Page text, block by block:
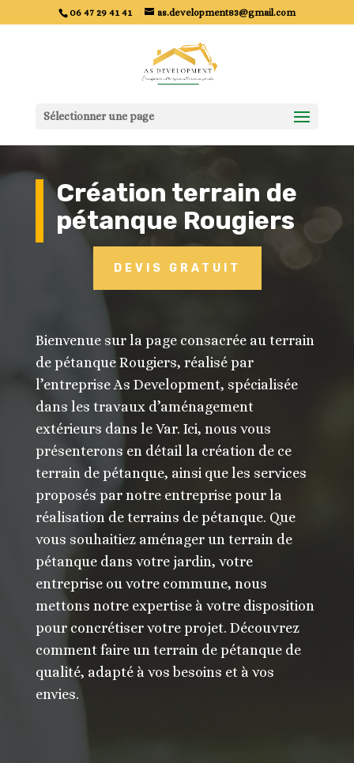
06 47 29 41 41 as.development83@gmail.com
Sélectionner une page
Création terrain de
pétanque Rougiers
DEVIS GRATUIT
Bienvenue sur la page consacrée au terrain
de pétanque Rougiers, réalisé par
l’entreprise As Development, spécialisée
dans les travaux d’aménagement
extérieurs dans le Var. Ici, nous vous
présenterons en détail la création de ce
terrain de pétanque, ainsi que les services
proposés par notre entreprise pour la
réalisation de terrains de pétanque. Que
vous souhaitiez aménager un terrain de
pétanque dans votre jardin, votre
entreprise ou votre commune, nous
mettons notre expertise à votre disposition
pour concrétiser votre projet. Découvrez
comment faire un terrain de pétanque de
qualité, adapté à vos besoins et à vos
envies.